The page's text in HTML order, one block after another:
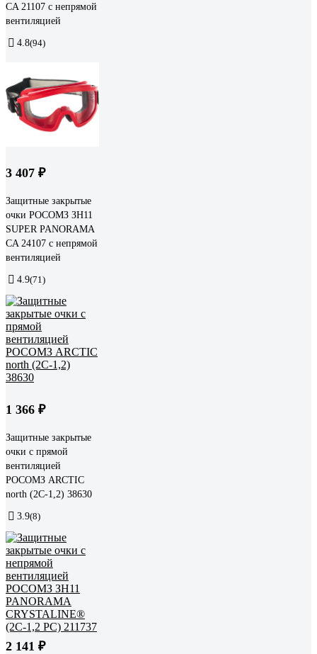
CA 21107 с непрямой
вентиляцией
4.8(94)
3 407 ₽
Защитные закрытые
очки РОСОМЗ ЗН11
SUPER PANORAMA
CA 24107 с непрямой
вентиляцией
4.9(71)
1 366 ₽
Защитные закрытые
очки с прямой
вентиляцией
РОСОМЗ ARCTIC
north (2С-1,2) 38630
3.9(8)
2 141 ₽